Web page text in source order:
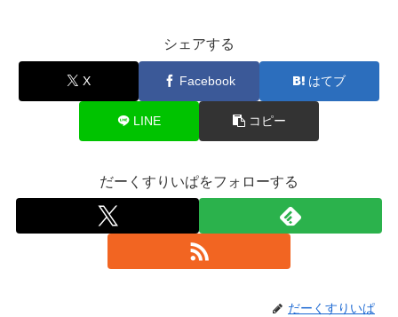
シェアする
X Facebook はてブ
LINE コピー
だーくすりいぱをフォローする
だーくすりいぱ